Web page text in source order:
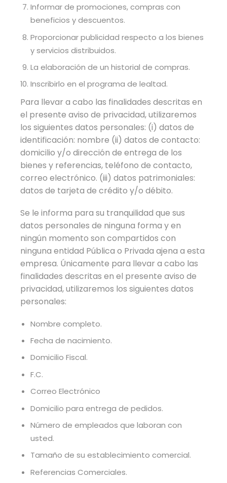
Informar de promociones, compras con
beneficios y descuentos.
Proporcionar publicidad respecto a los bienes
y servicios distribuidos.
La elaboración de un historial de compras.
Inscribirlo en el programa de lealtad.
Para llevar a cabo las finalidades descritas en
el presente aviso de privacidad, utilizaremos
los siguientes datos personales: (i) datos de
identificación: nombre (ii) datos de contacto:
domicilio y/o dirección de entrega de los
bienes y referencias, teléfono de contacto,
correo electrónico. (iii) datos patrimoniales:
datos de tarjeta de crédito y/o débito.
Se le informa para su tranquilidad que sus
datos personales de ninguna forma y en
ningún momento son compartidos con
ninguna entidad Pública o Privada ajena a esta
empresa. Únicamente para llevar a cabo las
finalidades descritas en el presente aviso de
privacidad, utilizaremos los siguientes datos
personales:
Nombre completo.
Fecha de nacimiento.
Domicilio Fiscal.
F.C.
Correo Electrónico
Domicilio para entrega de pedidos.
Número de empleados que laboran con
usted.
Tamaño de su establecimiento comercial.
Referencias Comerciales.